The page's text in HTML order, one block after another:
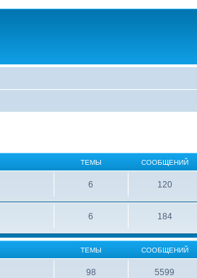
ТЕМЫ СООБЩЕНИЙ
6 120
6 184
ТЕМЫ СООБЩЕНИЙ
98 5599